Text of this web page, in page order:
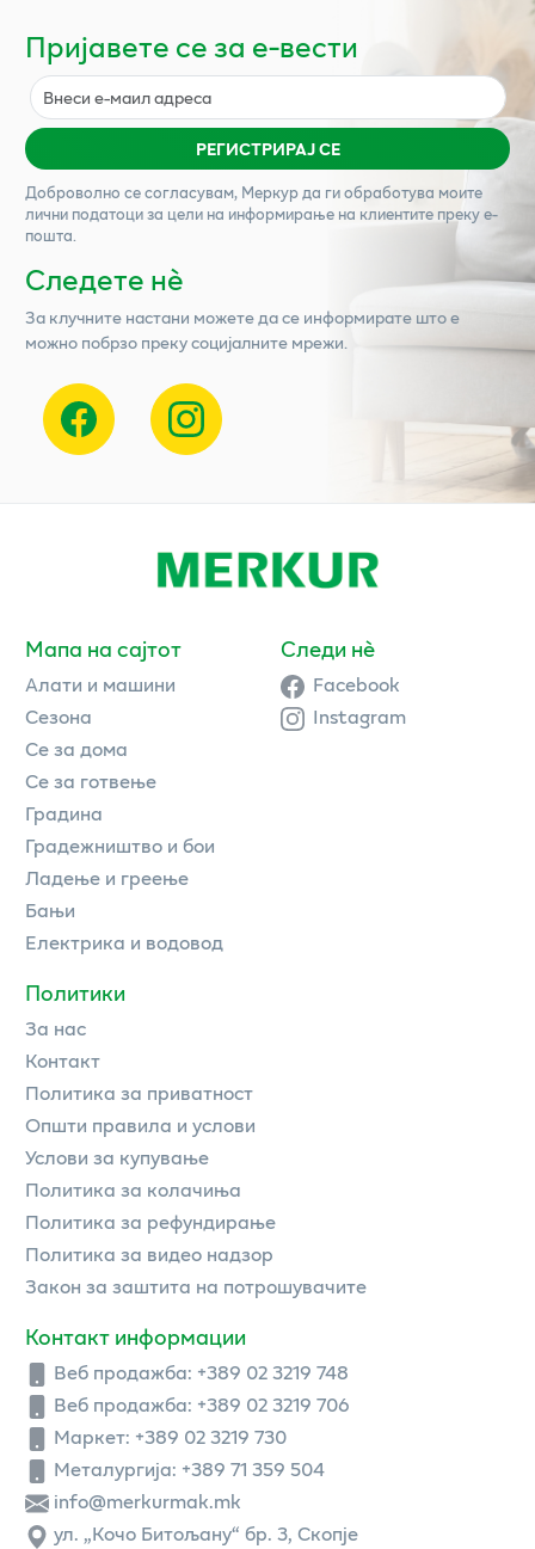
Пријавете се за е-вести
РЕГИСТРИРАЈ СЕ
Доброволно се согласувам, Меркурда ги обработува моите
лични податоци за цели на информирање на клиентите преку е-
пошта.
Следете нѐ
За клучните настани можете да се информирате што е
можно побрзо преку социјалните мрежи.
Мапа на сајтот
Алати и машини
Сезона
Се за дома
Се за готвење
Градина
Градежништво и бои
Ладење и греење
Бањи
Електрика и водовод
Политики
За нас
Контакт
Политика за приватност
Општи правила и услови
Услови за купување
Политика за колачиња
Политика за рефундирање
Политика за видео надзор
Закон за заштита на потрошувачите
Контакт информации
Веб продажба: +389 02 3219 748
Веб продажба: +389 02 3219 706
Маркет: +389 02 3219 730
Металургија: +389 71 359 504
info@merkurmak.mk
ул. „Кочо Битољану“ бр. 3, Скопје
Следи нè
Facebook
Instagram